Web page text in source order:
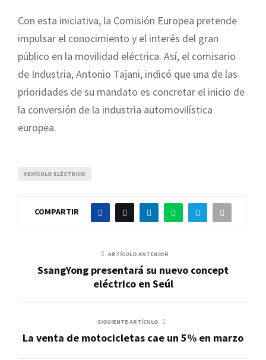
Con esta iniciativa, la Comisión Europea pretende
impulsar el conocimiento y el interés del gran
público en la movilidad eléctrica. Así, el comisario
de Industria, Antonio Tajani, indicó que una de las
prioridades de su mandato es concretar el inicio de
la conversión de la industria automovilística
europea.
VEHÍCULO ELÉCTRICO
COMPARTIR
ARTÍCULO ANTERIOR
SsangYong presentará su nuevo concept
eléctrico en Seúl
SIGUIENTE ARTÍCULO
La venta de motocicletas cae un 5% en marzo